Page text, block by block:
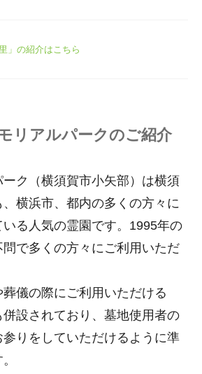
」の紹介はこちら
リアルパークのご紹介
ク（横須賀市小矢部）は横須
横浜市、都内の多くの方々に
る人気の霊園です。1995年の
で多くの方々にご利用いただ
儀の際にご利用いただける
併設されており、墓地使用者の
りをしていただけるように準